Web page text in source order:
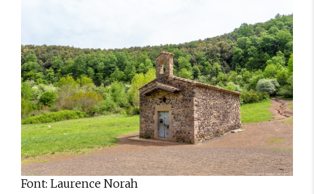
Font: Laurence Norah